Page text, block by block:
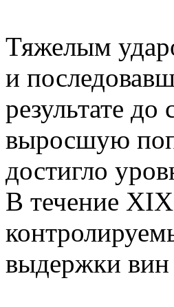
Тяжелым
и
результате
выросшую
достигло
В течение
выдержки